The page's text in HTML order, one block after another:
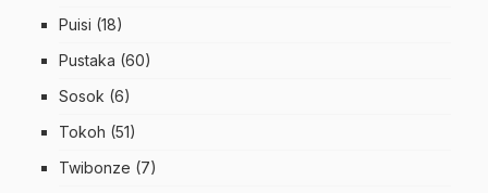
Puisi (18)
Pustaka (60)
Sosok (6)
Tokoh (51)
Twibonze (7)